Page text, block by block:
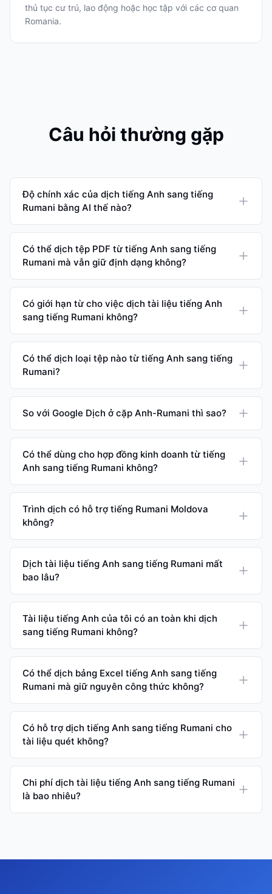
thủ tục cư trú, lao động hoặc học tập với các cơ quan
Romania.
Câu hỏi thường gặp
Độ chính xác của dịch tiếng Anh sang tiếng
Rumani bằng AI thế nào?
Có thể dịch tệp PDF từ tiếng Anh sang tiếng
Rumani mà vẫn giữ định dạng không?
Có giới hạn từ cho việc dịch tài liệu tiếng Anh
sang tiếng Rumani không?
Có thể dịch loại tệp nào từ tiếng Anh sang tiếng
Rumani?
So với Google Dịch ở cặp Anh-Rumani thì sao?
Có thể dùng cho hợp đồng kinh doanh từ tiếng
Anh sang tiếng Rumani không?
Trình dịch có hỗ trợ tiếng Rumani Moldova
không?
Dịch tài liệu tiếng Anh sang tiếng Rumani mất
bao lâu?
Tài liệu tiếng Anh của tôi có an toàn khi dịch
sang tiếng Rumani không?
Có thể dịch bảng Excel tiếng Anh sang tiếng
Rumani mà giữ nguyên công thức không?
Có hỗ trợ dịch tiếng Anh sang tiếng Rumani cho
tài liệu quét không?
Chi phí dịch tài liệu tiếng Anh sang tiếng Rumani
là bao nhiêu?